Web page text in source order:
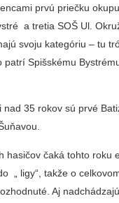
prvú priečku
a tretia SOŠ Ul.
svoju kategóriu – tu
patrí Spišskému
nad 35 rokov sú prvé
hasičov čaká tohto roku
„ ligy“, takže o
Aj